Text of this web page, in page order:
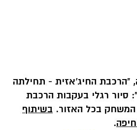
חיפה, "הרכבת החיג'אזית - תחילתה
סיור רגלי בעקבות הרכבת
בכל האזור. בשיתוף
.